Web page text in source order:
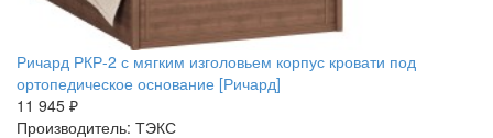
Ричард РКР-2 с мягким изголовьем корпус кровати под
ортопедическое основание [Ричард]
11 945 ₽
Производитель: ТЭКС